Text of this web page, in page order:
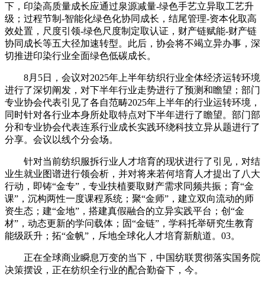
下，印染高质量成长应通过泉源减量-绿色手艺立异取工艺升
级；过程节制-智能化绿色化协同成长，结尾管理-资本化取高
效处置，尺度引领-绿色尺度制定取认证，财产链赋能-财产链
协同成长等五大径加速转型。此后，协会将不竭立异办事，深
切推进印染行业全面绿色低碳成长。
8月5日，会议对2025年上半年纺织行业全体经济运转环境
进行了深切阐发，对下半年行业走势进行了预测和瞻望；部门
专业协会代表引见了各自范畴2025年上半年的行业运转环境，
同时针对各行业本身所处取特点对下半年进行了瞻望。部门部
分和专业协会代表连系行业成长实践环绕科技立异从题进行了
分享。会议以线个分会场。
针对当前纺织服拆行业人才培育的现状进行了引见，对结
业生就业图谱进行领会析，并对将来若何培育人才提出了八大
行动，即铸“金专”，专业扶植要取财产需求同频共振；育“金
课”，沉构两性一度课程系统；聚“金师”，建立双向流动的师
资生态；建“金地”，搭建真假融合的立异实践平台；创“金
材”，动态更新的学问载体；固“金链”，学科托举研究生教育
能级跃升；拓“金帆”，斥地全球化人才培育新航道。03。
正在全球商业瞬息万变的当下，中国纺联贯彻落实国务院
决策摆设，正在纺织全行业的配合勤奋下，今。